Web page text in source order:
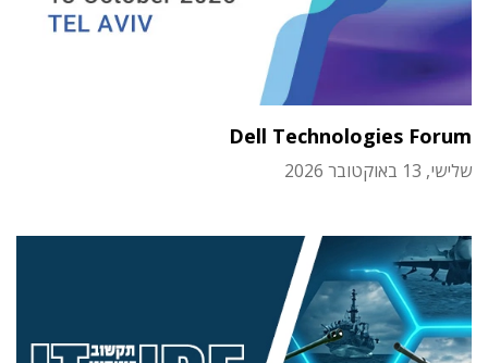
Dell Technologies Forum
שלישי, 13 באוקטובר 2026